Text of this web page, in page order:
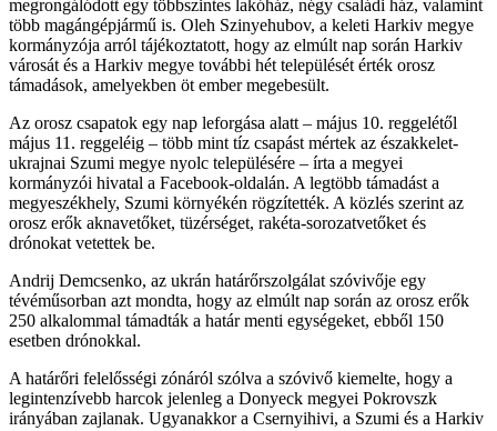
megrongálódott egy többszintes lakóház, négy családi ház, valamint
több magángépjármű is. Oleh Szinyehubov, a keleti Harkiv megye
kormányzója arról tájékoztatott, hogy az elmúlt nap során Harkiv
városát és a Harkiv megye további hét települését érték orosz
támadások, amelyekben öt ember megebesült.
Az orosz csapatok egy nap leforgása alatt – május 10. reggelétől
május 11. reggeléig – több mint tíz csapást mértek az északkelet-
ukrajnai Szumi megye nyolc településére – írta a megyei
kormányzói hivatal a Facebook-oldalán. A legtöbb támadást a
megyeszékhely, Szumi környékén rögzítették. A közlés szerint az
orosz erők aknavetőket, tüzérséget, rakéta-sorozatvetőket és
drónokat vetettek be.
Andrij Demcsenko, az ukrán határőrszolgálat szóvivője egy
tévéműsorban azt mondta, hogy az elmúlt nap során az orosz erők
250 alkalommal támadták a határ menti egységeket, ebből 150
esetben drónokkal.
A határőri felelősségi zónáról szólva a szóvivő kiemelte, hogy a
legintenzívebb harcok jelenleg a Donyeck megyei Pokrovszk
irányában zajlanak. Ugyanakkor a Csernyihivi, a Szumi és a Harkiv